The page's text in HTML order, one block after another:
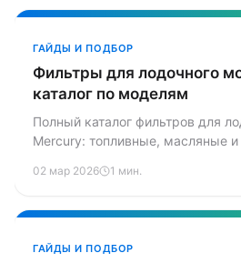
ГАЙДЫ И ПОДБОР
Фильтры для лодочного
каталог по моделям
Полный каталог фильтров для
Mercury: топливные, масляные и
02 мар 2026 1 мин.
ГАЙДЫ И ПОДБОР